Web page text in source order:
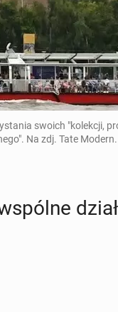
swoich "kolekcji,
Na zdj. Tate